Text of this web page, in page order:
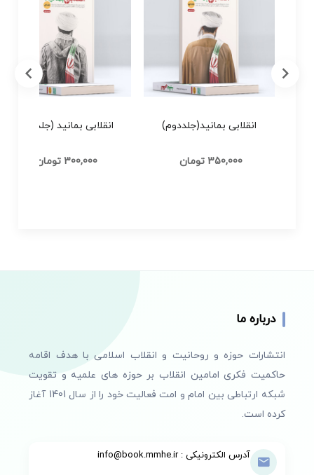
انقلابی بمانید(جلددوم)
350,000 تومان
انقلابی بمانید (جلد اول)
300,000 تومان
درباره ما
انتشارات حوزه و روحانیت و انقلاب اسلامی با هدف اقامه
حاکمیت فکری امامین انقلاب بر حوزه های علمیه و تقویت
شبکه ارتباطی بین امام و امت فعالیت خود را از سال 1401 آغاز
کرده است.
آدرس الکترونیکی : info@book.mmhe.ir